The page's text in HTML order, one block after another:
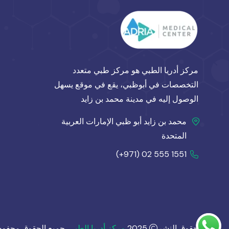
مركز أدريا الطبي هو مركز طبي متعدد
التخصصات في أبوظبي، يقع في موقع يسهل
الوصول إليه في مدينة محمد بن زايد
محمد بن زايد أبو ظبي الإمارات العربية
المتحدة
(+971) 02 555 1551